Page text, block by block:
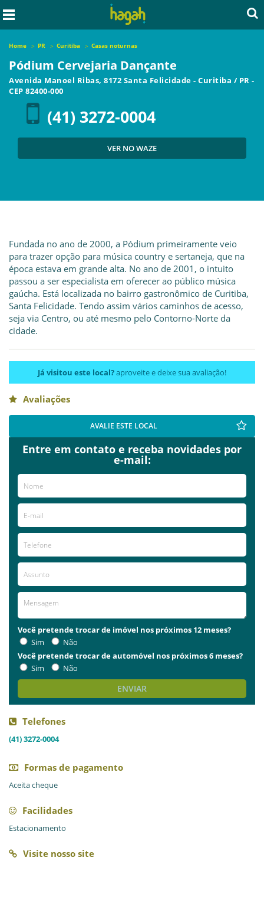
Home PR Curitiba Casas noturnas
Pódium Cervejaria Dançante
Avenida Manoel Ribas, 8172 Santa Felicidade - Curitiba / PR -
CEP 82400-000
(41) 3272-0004
VER NO WAZE
Fundada no ano de 2000, a Pódium primeiramente veio
para trazer opção para música country e sertaneja, que na
época estava em grande alta. No ano de 2001, o intuito
passou a ser especialista em oferecer ao público música
gaúcha. Está localizada no bairro gastronômico de Curitiba,
Santa Felicidade. Tendo assim vários caminhos de acesso,
seja via Centro, ou até mesmo pelo Contorno-Norte da
cidade.
Já visitou este local?aproveite e deixe sua avaliação!
Avaliações
AVALIE ESTE LOCAL
Entre em contato e receba novidades por
e-mail:
Você pretende trocar de imóvel nos próximos 12 meses?
Sim
Não
Você pretende trocar de automóvel nos próximos 6 meses?
Sim
Não
ENVIAR
Telefones
(41) 3272-0004
Formas de pagamento
Aceita cheque
Facilidades
Estacionamento
Visite nosso site